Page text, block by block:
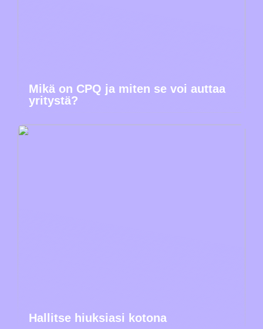
Mikä on CPQ ja miten se voi auttaa
yritystä?
Hallitse hiuksiasi kotona